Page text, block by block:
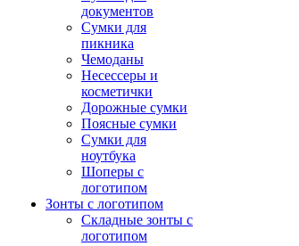
документов
Сумки для
пикника
Чемоданы
Несессеры и
косметички
Дорожные сумки
Поясные сумки
Сумки для
ноутбука
Шоперы с
логотипом
Зонты с логотипом
Складные зонты с
логотипом